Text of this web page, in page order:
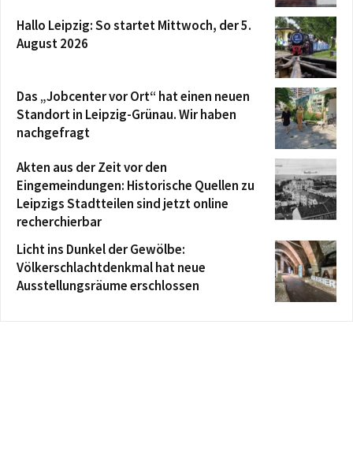
Hallo Leipzig: So startet Mittwoch, der 5.
August 2026
Das „Jobcenter vor Ort“ hat einen neuen
Standort in Leipzig-Grünau. Wir haben
nachgefragt
Akten aus der Zeit vor den
Eingemeindungen: Historische Quellen zu
Leipzigs Stadtteilen sind jetzt online
recherchierbar
Licht ins Dunkel der Gewölbe:
Völkerschlachtdenkmal hat neue
Ausstellungsräume erschlossen